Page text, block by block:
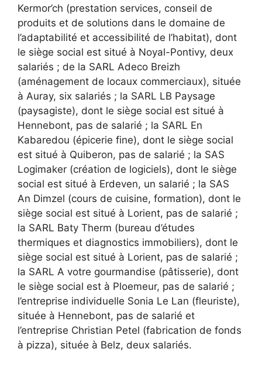
Kermor’ch (prestation services, conseil de
produits et de solutions dans le domaine de
l’adaptabilité et accessibilité de l’habitat), dont
le siège social est situé à Noyal-Pontivy, deux
salariés ; de la SARL Adeco Breizh
(aménagement de locaux commerciaux), située
à Auray, six salariés ; la SARL LB Paysage
(paysagiste), dont le siège social est situé à
Hennebont, pas de salarié ; la SARL En
Kabaredou (épicerie fine), dont le siège social
est situé à Quiberon, pas de salarié ; la SAS
Logimaker (création de logiciels), dont le siège
social est situé à Erdeven, un salarié ; la SAS
An Dimzel (cours de cuisine, formation), dont le
siège social est situé à Lorient, pas de salarié ;
la SARL Baty Therm (bureau d’études
thermiques et diagnostics immobiliers), dont le
siège social est situé à Lorient, pas de salarié ;
la SARL A votre gourmandise (pâtisserie), dont
le siège social est à Ploemeur, pas de salarié ;
l’entreprise individuelle Sonia Le Lan (fleuriste),
située à Hennebont, pas de salarié et
l’entreprise Christian Petel (fabrication de fonds
à pizza), située à Belz, deux salariés.